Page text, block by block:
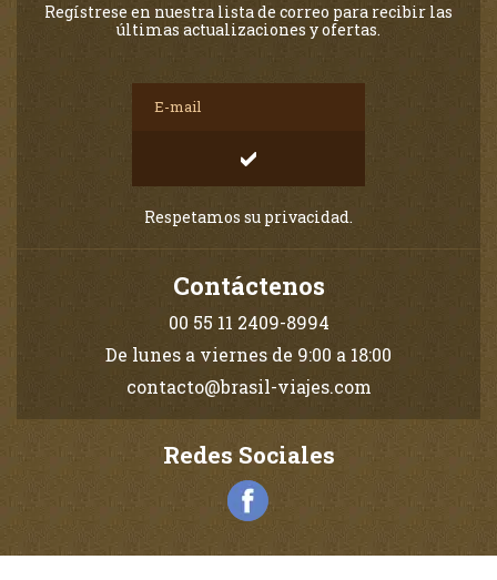
Regístrese en nuestra lista de correo para recibir las
últimas actualizaciones y ofertas.
Respetamos su privacidad.
Contáctenos
00 55 11 2409-8994
De lunes a viernes de 9:00 a 18:00
contacto@brasil-viajes.com
Redes Sociales